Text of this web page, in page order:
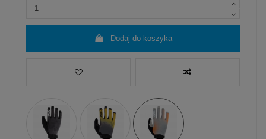
Dodaj do koszyka